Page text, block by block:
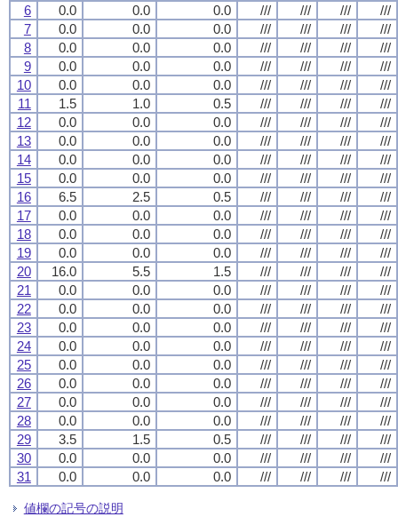
6
0.0 0.0 0.0 /// /// ///
///
7
0.0 0.0 0.0 /// /// ///
///
8
0.0 0.0 0.0 /// /// ///
///
9
0.0 0.0 0.0 /// /// ///
///
10
0.0 0.0 0.0 /// /// ///
///
11
1.5 1.0 0.5 /// /// ///
///
12
0.0 0.0 0.0 /// /// ///
///
13
0.0 0.0 0.0 /// /// ///
///
14
0.0 0.0 0.0 /// /// ///
///
15
0.0 0.0 0.0 /// /// ///
///
16
6.5 2.5 0.5 /// /// ///
///
17
0.0 0.0 0.0 /// /// ///
///
18
0.0 0.0 0.0 /// /// ///
///
19
0.0 0.0 0.0 /// /// ///
///
20
16.0 5.5 1.5 /// /// ///
///
21
0.0 0.0 0.0 /// /// ///
///
22
0.0 0.0 0.0 /// /// ///
///
23
0.0 0.0 0.0 /// /// ///
///
24
0.0 0.0 0.0 /// /// ///
///
25
0.0 0.0 0.0 /// /// ///
///
26
0.0 0.0 0.0 /// /// ///
///
27
0.0 0.0 0.0 /// /// ///
///
28
0.0 0.0 0.0 /// /// ///
///
29
3.5 1.5 0.5 /// /// ///
///
30
0.0 0.0 0.0 /// /// ///
///
31
0.0 0.0 0.0 /// /// /// ///
値欄の記号の説明